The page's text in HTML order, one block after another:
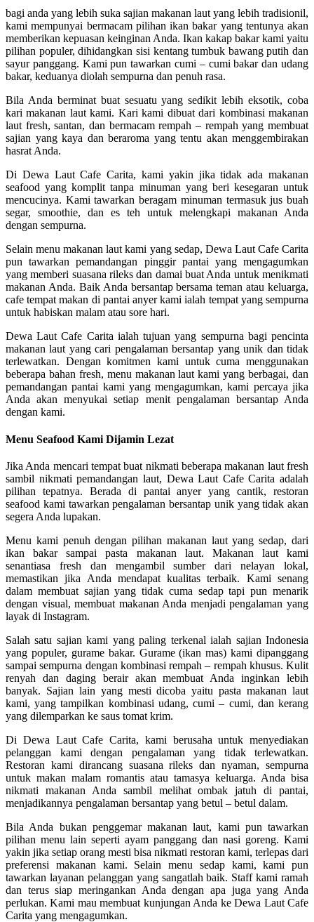
bagi anda yang lebih suka sajian makanan laut yang lebih tradisionil,
kami mempunyai bermacam pilihan ikan bakar yang tentunya akan
memberikan kepuasan keinginan Anda. Ikan kakap bakar kami yaitu
pilihan populer, dihidangkan sisi kentang tumbuk bawang putih dan
sayur panggang. Kami pun tawarkan cumi – cumi bakar dan udang
bakar, keduanya diolah sempurna dan penuh rasa.
Bila Anda berminat buat sesuatu yang sedikit lebih eksotik, coba
kari makanan laut kami. Kari kami dibuat dari kombinasi makanan
laut fresh, santan, dan bermacam rempah – rempah yang membuat
sajian yang kaya dan beraroma yang tentu akan menggembirakan
hasrat Anda.
Di Dewa Laut Cafe Carita, kami yakin jika tidak ada makanan
seafood yang komplit tanpa minuman yang beri kesegaran untuk
mencucinya. Kami tawarkan beragam minuman termasuk jus buah
segar, smoothie, dan es teh untuk melengkapi makanan Anda
dengan sempurna.
Selain menu makanan laut kami yang sedap, Dewa Laut Cafe Carita
pun tawarkan pemandangan pinggir pantai yang mengagumkan
yang memberi suasana rileks dan damai buat Anda untuk menikmati
makanan Anda. Baik Anda bersantap bersama teman atau keluarga,
cafe tempat makan di pantai anyer kami ialah tempat yang sempurna
untuk habiskan malam atau sore hari.
Dewa Laut Cafe Carita ialah tujuan yang sempurna bagi pencinta
makanan laut yang cari pengalaman bersantap yang unik dan tidak
terlewatkan. Dengan komitmen kami untuk cuma menggunakan
beberapa bahan fresh, menu makanan laut kami yang berbagai, dan
pemandangan pantai kami yang mengagumkan, kami percaya jika
Anda akan menyukai setiap menit pengalaman bersantap Anda
dengan kami.
Menu Seafood Kami Dijamin Lezat
Jika Anda mencari tempat buat nikmati beberapa makanan laut fresh
sambil nikmati pemandangan laut, Dewa Laut Cafe Carita adalah
pilihan tepatnya. Berada di pantai anyer yang cantik, restoran
seafood kami tawarkan pengalaman bersantap unik yang tidak akan
segera Anda lupakan.
Menu kami penuh dengan pilihan makanan laut yang sedap, dari
ikan bakar sampai pasta makanan laut. Makanan laut kami
senantiasa fresh dan mengambil sumber dari nelayan lokal,
memastikan jika Anda mendapat kualitas terbaik. Kami senang
dalam membuat sajian yang tidak cuma sedap tapi pun menarik
dengan visual, membuat makanan Anda menjadi pengalaman yang
layak di Instagram.
Salah satu sajian kami yang paling terkenal ialah sajian Indonesia
yang populer, gurame bakar. Gurame (ikan mas) kami dipanggang
sampai sempurna dengan kombinasi rempah – rempah khusus. Kulit
renyah dan daging berair akan membuat Anda inginkan lebih
banyak. Sajian lain yang mesti dicoba yaitu pasta makanan laut
kami, yang tampilkan kombinasi udang, cumi – cumi, dan kerang
yang dilemparkan ke saus tomat krim.
Di Dewa Laut Cafe Carita, kami berusaha untuk menyediakan
pelanggan kami dengan pengalaman yang tidak terlewatkan.
Restoran kami dirancang suasana rileks dan nyaman, sempurna
untuk makan malam romantis atau tamasya keluarga. Anda bisa
nikmati makanan Anda sambil melihat ombak jatuh di pantai,
menjadikannya pengalaman bersantap yang betul – betul dalam.
Bila Anda bukan penggemar makanan laut, kami pun tawarkan
pilihan menu lain seperti ayam panggang dan nasi goreng. Kami
yakin jika setiap orang mesti bisa nikmati restoran kami, terlepas dari
preferensi makanan kami. Selain menu sedap kami, kami pun
tawarkan layanan pelanggan yang sangatlah baik. Staff kami ramah
dan terus siap meringankan Anda dengan apa juga yang Anda
perlukan. Kami mau membuat kunjungan Anda ke Dewa Laut Cafe
Carita yang mengagumkan.